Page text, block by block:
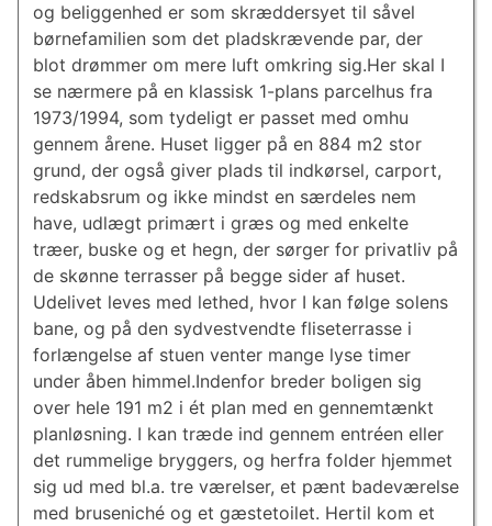
og beliggenhed er som skræddersyet til såvel
børnefamilien som det pladskrævende par, der
blot drømmer om mere luft omkring sig.Her skal I
se nærmere på en klassisk 1-plans parcelhus fra
1973/1994, som tydeligt er passet med omhu
gennem årene. Huset ligger på en 884 m2 stor
grund, der også giver plads til indkørsel, carport,
redskabsrum og ikke mindst en særdeles nem
have, udlægt primært i græs og med enkelte
træer, buske og et hegn, der sørger for privatliv på
de skønne terrasser på begge sider af huset.
Udelivet leves med lethed, hvor I kan følge solens
bane, og på den sydvestvendte fliseterrasse i
forlængelse af stuen venter mange lyse timer
under åben himmel.Indenfor breder boligen sig
over hele 191 m2 i ét plan med en gennemtænkt
planløsning. I kan træde ind gennem entréen eller
det rummelige bryggers, og herfra folder hjemmet
sig ud med bl.a. tre værelser, et pænt badeværelse
med bruseniché og et gæstetoilet. Hertil kom et